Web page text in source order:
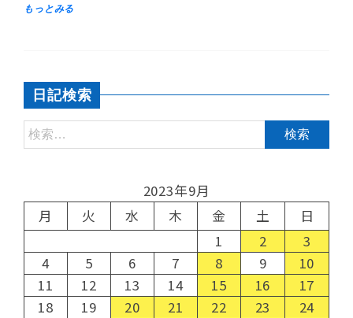
日記検索
2023年9月
月
火 水 木 金 土
日
1
2
3
4
5 6 7 8 9
10
11
12 13 14 15 16
17
18
19 20 21 22 23
24